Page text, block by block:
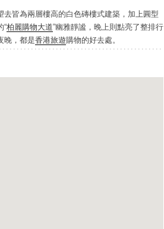
皆為兩層樓高的白色磚樓式建築，加上圓型
“柏麗購物大道”幽雅靜謐，晚上則點亮了整排行
晚，都是香港旅遊購物的好去處。